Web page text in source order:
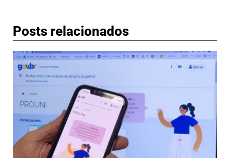
Posts relacionados